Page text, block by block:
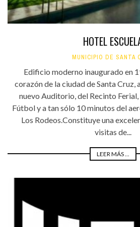
HOTEL
MUNICIPIO DE SANTA
Edificio moderno inaugurado en
corazón de la ciudad de Santa Cruz,
nuevo Auditorio, del Recinto
Fútbol y a tan sólo 10 minutos del
Los Rodeos.Constituye una
visitas de...
LEER MÁS ...